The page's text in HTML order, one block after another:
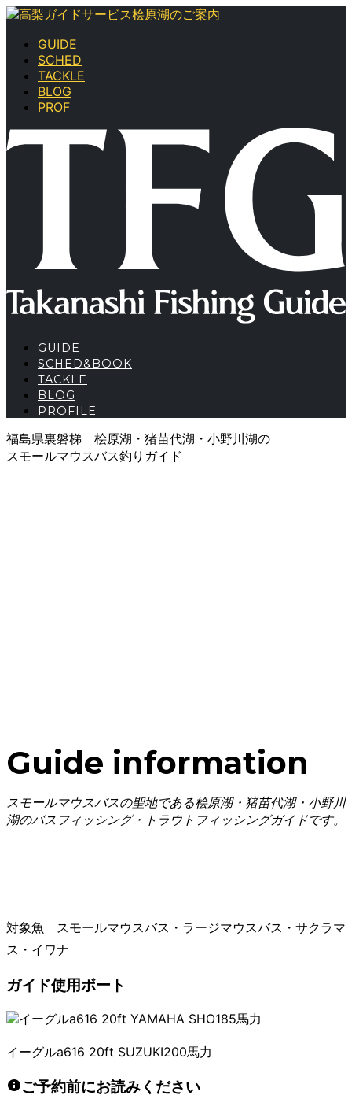
GUIDE
SCHED
TACKLE
BLOG
PROF
GUIDE
SCHED&BOOK
TACKLE
BLOG
PROFILE
福島県裏磐梯 桧原湖・猪苗代湖・小野川湖の
スモールマウスバス釣りガイド
Guide information
スモールマウスバスの聖地である桧原湖・猪苗代湖・小野川
湖のバスフィッシング・トラウトフィッシングガイドです。
対象魚 スモールマウスバス・ラージマウスバス・サクラマ
ス・イワナ
ガイド使用ボート
イーグルa616 20ft SUZUKI200馬力
ご予約前にお読みください